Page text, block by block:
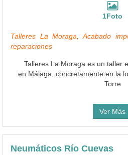
1Foto
Talleres La Moraga, Acabado
reparaciones
Talleres La Moraga es un taller
en Málaga, concretamente en la
Torre
Ver Más
Neumáticos Río Cuevas